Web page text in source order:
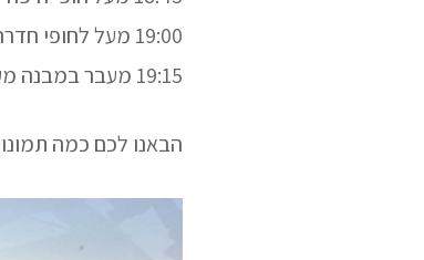
19:00 מעל לחופי חדרה, קיסריה, נתניה והרצליה לכיוון דרום.
19:15 מעבר במבנה מעל שדה התעופה הרצליה ונחיתה בהרצליה.
הבאנו לכם כמה